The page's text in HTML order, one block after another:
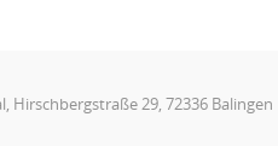
Hirschbergstraße 29, 72336 Balingen